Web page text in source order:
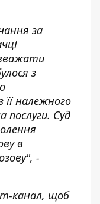
за
з
належного
послуги. Суд
в
-
канал, щоб